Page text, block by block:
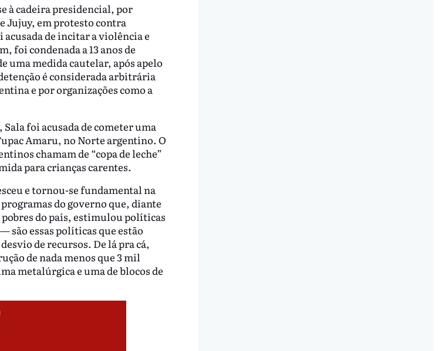
à cadeira presidencial, por
Jujuy, em protesto contra
de incitar a violência e
foi condenada a 13 anos de
uma medida cautelar, após apelo
é considerada arbitrária
e por organizações como a
foi acusada de cometer uma
Amaru, no Norte argentino. O
chamam de “copa de leche”
para crianças carentes.
e tornou-se fundamental na
do governo que, diante
do país, estimulou políticas
são essas políticas que estão
de recursos. De lá pra cá,
de nada menos que 3 mil
metalúrgica e uma de blocos de